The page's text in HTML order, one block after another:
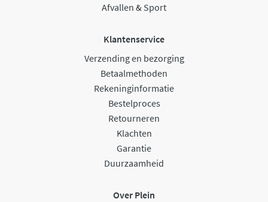
Afvallen & Sport
Klantenservice
Verzending en bezorging
Betaalmethoden
Rekeninginformatie
Bestelproces
Retourneren
Klachten
Garantie
Duurzaamheid
Over Plein